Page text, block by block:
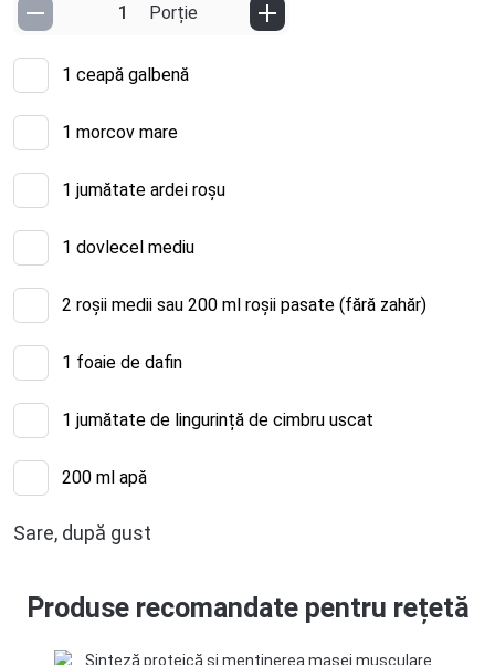
Porție
1 ceapă galbenă
1 morcov mare
1 jumătate ardei roșu
1 dovlecel mediu
2 roșii medii sau 200 ml roșii pasate (fără zahăr)
1 foaie de dafin
1 jumătate de lingurință de cimbru uscat
200 ml apă
Sare, după gust
Produse recomandate pentru rețetă
Sinteză proteică și menținerea masei musculare